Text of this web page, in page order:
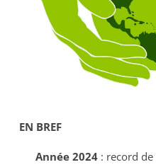
EN BREF
Année 2024: record de